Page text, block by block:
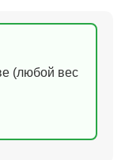
(любой вес